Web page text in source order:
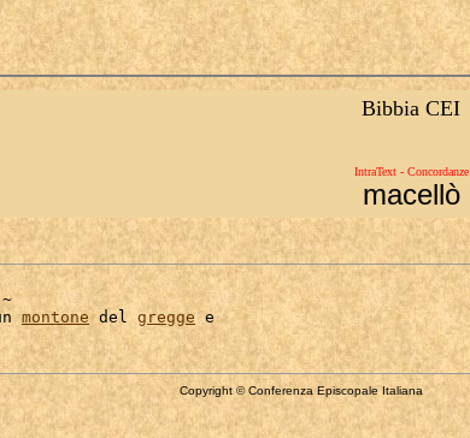
Bibbia CEI
IntraText - Concordanze
macellò
montone del gregge
Copyright © Conferenza Episcopale Italiana